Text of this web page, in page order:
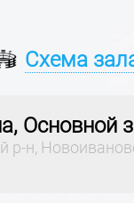
Схема
Основной
р-н,